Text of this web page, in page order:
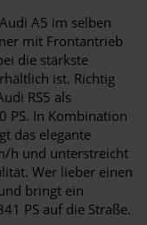
A5 im selben
mit Frontantrieb
die stärkste
ist. Richtig
RS5 als
PS. In Kombination
das elegante
h und unterstreicht
Wer lieber einen
bringt ein
PS auf die Straße.